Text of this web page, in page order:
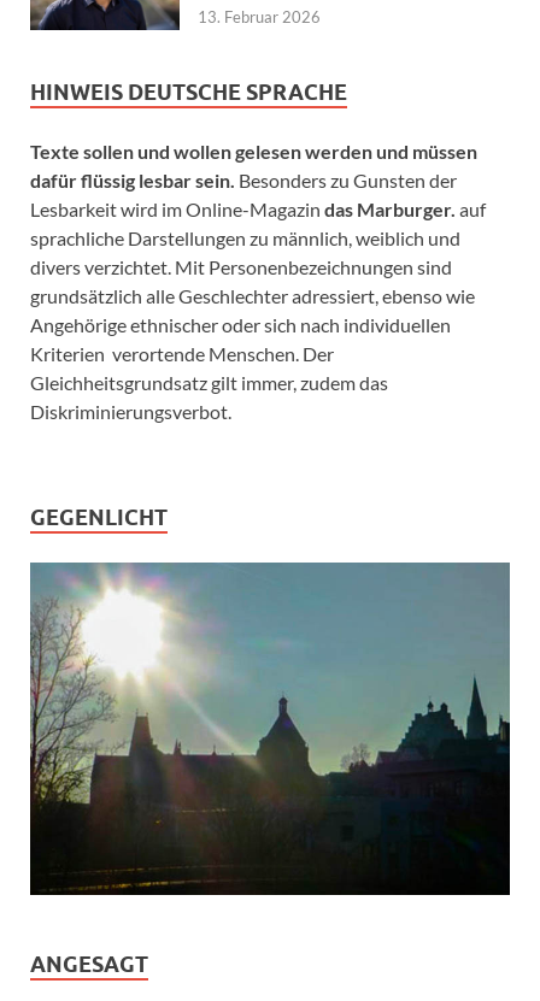
13. Februar 2026
HINWEIS DEUTSCHE SPRACHE
Texte sollen und wollen gelesen werden und müssen
dafür flüssig lesbar sein. Besonders zu Gunsten der
Lesbarkeit wird im Online-Magazin das Marburger. auf
sprachliche Darstellungen zu männlich, weiblich und
divers verzichtet. Mit Personenbezeichnungen sind
grundsätzlich alle Geschlechter adressiert, ebenso wie
Angehörige ethnischer oder sich nach individuellen
Kriterien verortende Menschen. Der
Gleichheitsgrundsatz gilt immer, zudem das
Diskriminierungsverbot.
GEGENLICHT
ANGESAGT